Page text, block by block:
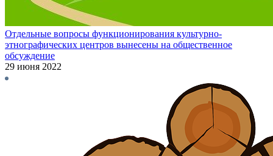
Отдельные вопросы функционирования культурно-
этнографических центров вынесены на общественное
обсуждение
29 июня 2022